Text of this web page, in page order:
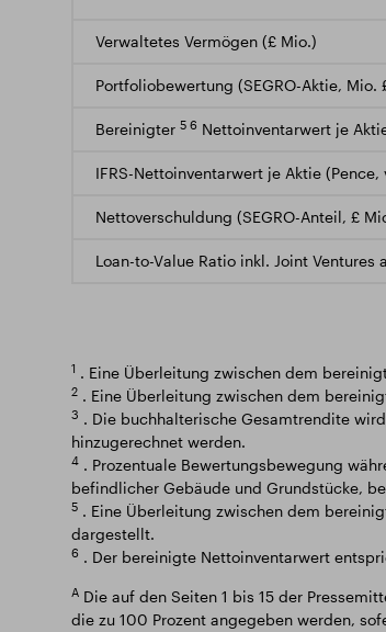
Verwaltetes Vermögen (£ Mio.)
Portfoliobewertung (SEGRO-Aktie, Mio.
Bereinigter 5 6Nettoinventarwert je
IFRS-Nettoinventarwert je Aktie (Pence,
Nettoverschuldung (SEGRO-Anteil, £
Loan-to-Value Ratio inkl. Joint Ventures
1 . Eine Überleitung zwischen dem
2. Eine Überleitung zwischen dem
3 . Die buchhalterische Gesamtrendite
hinzugerechnet werden.
4. Prozentuale Bewertungsbewegung
befindlicher Gebäude und Grundstücke,
5. Eine Überleitung zwischen dem
dargestellt.
6. Der bereinigte Nettoinventarwert
ADie auf den Seiten 1 bis 15 der
die zu 100 Prozent angegeben werden,